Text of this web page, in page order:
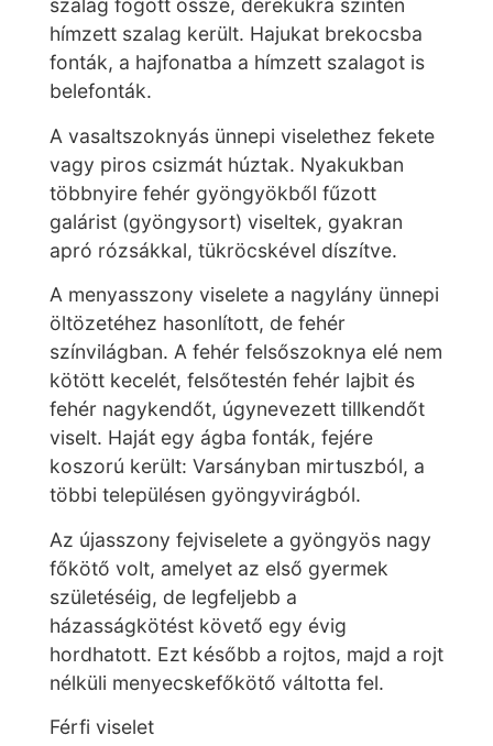
szalag fogott össze, derekukra szintén
hímzett szalag került. Hajukat brekocsba
fonták, a hajfonatba a hímzett szalagot is
belefonták.
A vasaltszoknyás ünnepi viselethez fekete
vagy piros csizmát húztak. Nyakukban
többnyire fehér gyöngyökből fűzott
galárist (gyöngysort) viseltek, gyakran
apró rózsákkal, tükröcskével díszítve.
A menyasszony viselete a nagylány ünnepi
öltözetéhez hasonlított, de fehér
színvilágban. A fehér felsőszoknya elé nem
kötött kecelét, felsőtestén fehér lajbit és
fehér nagykendőt, úgynevezett tillkendőt
viselt. Haját egy ágba fonták, fejére
koszorú került: Varsányban mirtuszból, a
többi településen gyöngyvirágból.
Az újasszony fejviselete a gyöngyös nagy
főkötő volt, amelyet az első gyermek
születéséig, de legfeljebb a
házasságkötést követő egy évig
hordhatott. Ezt később a rojtos, majd a rojt
nélküli menyecskefőkötő váltotta fel.
Férfi viselet